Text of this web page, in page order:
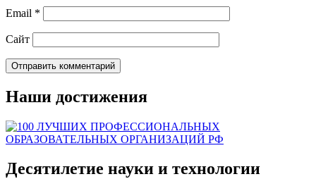
Email *
Сайт
Наши достижения
Десятилетие науки и технологии